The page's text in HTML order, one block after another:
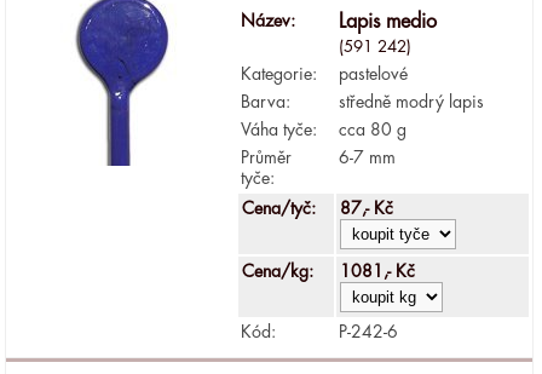
Název:
Lapis medio
(591 242)
Kategorie:
pastelové
Barva:
středně modrý lapis
Váha tyče:
cca 80 g
Průměr
tyče:
6-7 mm
Cena/tyč: 87,- Kč
Cena/kg: 1081,- Kč
Kód: P-242-6